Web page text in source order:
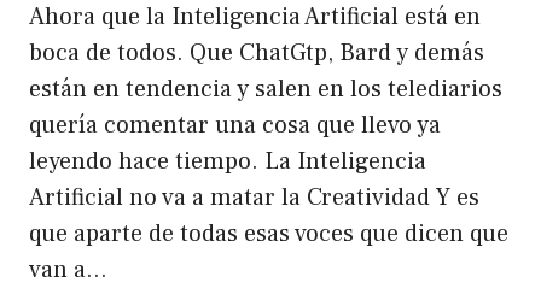
Ahora que la Inteligencia Artificial está en
boca de todos. Que ChatGtp, Bard y demás
están en tendencia y salen en los telediarios
quería comentar una cosa que llevo ya
leyendo hace tiempo. La Inteligencia
Artificial no va a matar la Creatividad Y es
que aparte de todas esas voces que dicen que
van a…